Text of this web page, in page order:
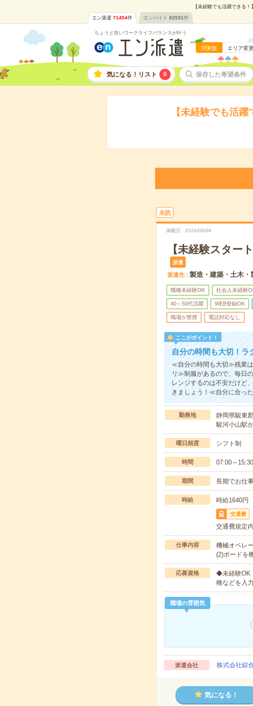
【未経験でも活躍できる
エン派遣 71454件 エンバイト 82531件
ちょうど良いワークライフバランスが叶う
関東版 エリア変更
気になる！リスト 0 保存した希望条件
【未経験でも活
未読
掲載日 2026/08/06
【未経験スター
派遣
派遣先 製造・建築・土木・
職種未経験OK 社会人未経験
40～50代活躍 WEB登録OK
職場が禁煙 電話対応なし
ここがポイント！
自分の時間も大切！ラ
≪自分の時間も大切≫残業
リ≫制服があるので、毎日
レンジするのは不安だけど
きましょう！≪自分に合っ
勤務地
静岡県駿東
駿河小山駅
曜日頻度 シフト制
時間 07:00～
期間 長期でお仕
時給 時給1640円
交通費
交通費規定
仕事内容
機械オペレ
(2)ボードを
応募資格
◆未経験OK
種などを入
職場の雰囲気
派遣会社 株式会社綜
気になる！